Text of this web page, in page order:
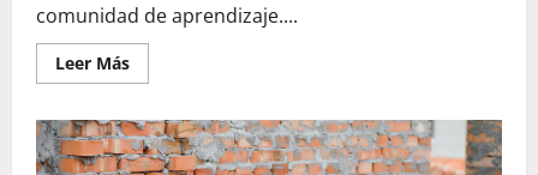
comunidad de aprendizaje....
Leer MásLeer
más
Curso
de
Peluquería